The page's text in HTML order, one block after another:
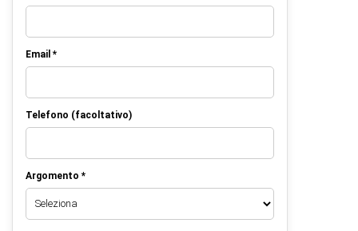
Email *
Telefono (facoltativo)
Argomento *